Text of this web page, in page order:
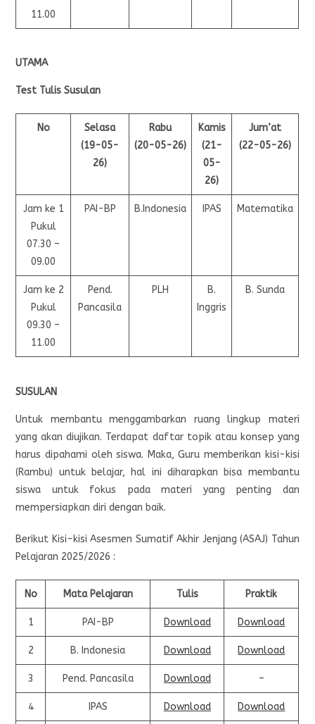
11.00
UTAMA
Test Tulis Susulan
No
Selasa
(19-05-
26)
Rabu
(20-05-26)
Kamis
(21-
05-
26)
Jum’at
(22-05-26)
Jam ke 1
Pukul
07.30 –
09.00
PAI-BP B.Indonesia IPAS Matematika
Jam ke 2
Pukul
09.30 –
11.00
Pend.
Pancasila
PLH
B.
Inggris
B. Sunda
SUSULAN
Untuk membantu menggambarkan ruang lingkup materi
yang akan diujikan. Terdapat daftar topik atau konsep yang
harus dipahami oleh siswa. Maka, Guru memberikan kisi-kisi
(Rambu) untuk belajar, hal ini diharapkan bisa membantu
siswa untuk fokus pada materi yang penting dan
mempersiapkan diri dengan baik.
Berikut Kisi-kisi Asesmen Sumatif Akhir Jenjang (ASAJ) Tahun
Pelajaran 2025/2026 :
No Mata Pelajaran Tulis Praktik
1 PAI-BP Download Download
2 B. Indonesia Download Download
3 Pend. Pancasila Download –
4 IPAS Download Download